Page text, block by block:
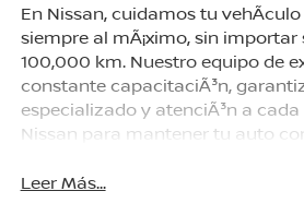
En Nissan, cuidamos tu
siempre al mÃ¡ximo, sin importar
100,000 km. Nuestro equipo de
constante capacitaciÃ³n,
especializado y atenciÃ³n a
Nissan para mantener tu auto
Leer Más...